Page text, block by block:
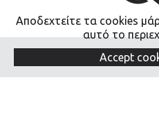
Αποδεχτείτε τα cookies
αυτό το
Accept